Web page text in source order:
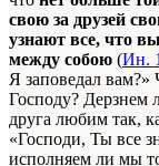
свою за друзей
узнают все, что
между собою (Ин.
Я заповедал
Господу? Дерзнем
друга любим так,
«Господи, Ты все
исполняем ли мы